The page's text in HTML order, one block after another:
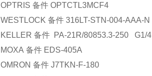
OPTRIS 备件 OPTCTL3MCF4
WESTLOCK 备件 316LT-STN-004-AAA-N
KELLER 备件 PA-21R/80853.3-250 G1/4
MOXA 备件 EDS-405A
OMRON 备件 J7TKN-F-180